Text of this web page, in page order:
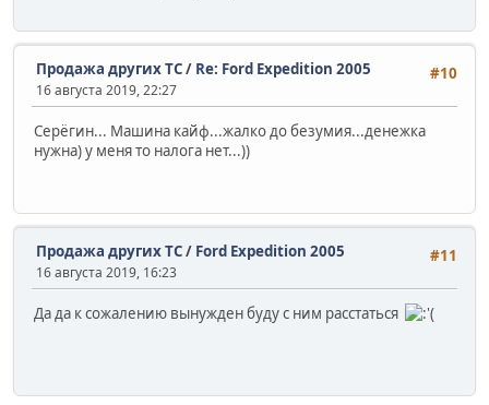
#10
Продажа других ТС/ Re: Ford Expedition 2005
16 августа 2019, 22:27
Серёгин... Машина кайф...жалко до безумия...денежка
нужна) у меня то налога нет...))
#11
Продажа других ТС/ Ford Expedition 2005
16 августа 2019, 16:23
Да да к сожалению вынужден буду с ним расстаться